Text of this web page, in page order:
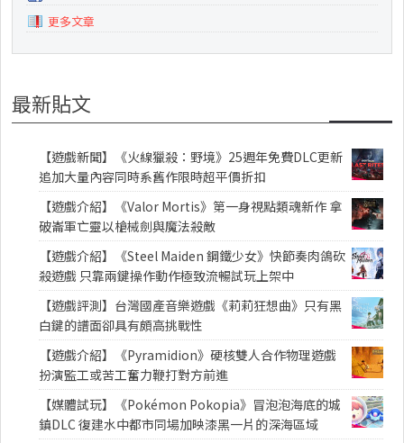
更多文章
最新貼文
【遊戲新聞】《火線獵殺：野境》25週年免費DLC更新
追加大量內容同時系舊作限時超平價折扣
【遊戲介紹】《Valor Mortis》第一身視點類魂新作 拿
破崙軍亡靈以槍械劍與魔法殺敵
【遊戲介紹】《Steel Maiden 鋼鐵少女》快節奏肉鴿砍
殺遊戲 只靠兩鍵操作動作極致流暢試玩上架中
【遊戲評測】台灣國產音樂遊戲《莉莉狂想曲》只有黑
白鍵的譜面卻具有頗高挑戰性
【遊戲介紹】《Pyramidion》硬核雙人合作物理遊戲
扮演監工或苦工奮力鞭打對方前進
【媒體試玩】《Pokémon Pokopia》冒泡泡海底的城
鎮DLC 復建水中都市同場加映漆黑一片的深海區域